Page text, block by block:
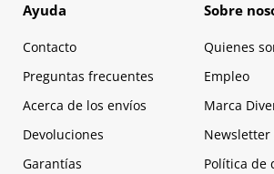
Ayuda
Contacto
Preguntas frecuentes
Acerca de los envíos
Devoluciones
Garantías
Sobre
Quienes
Empleo
Marca
Newsletter
Política de